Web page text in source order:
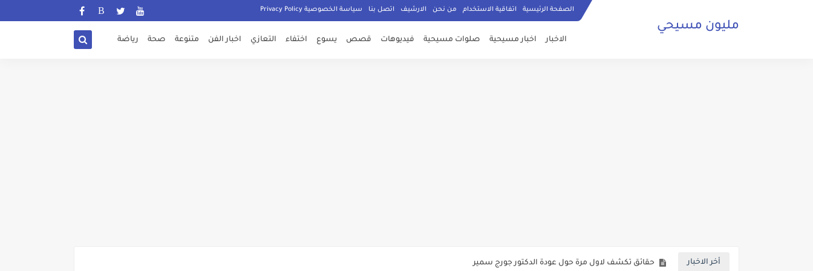
الصفحة الرئيسية اتفاقية الاستخدام من نحن الارشيف اتصل بنا سياسة الخصوصية Privacy Policy
مليون مسيحي
الاخبار اخبار مسيحية صلوات مسيحية فيديوهات قصص يسوع اختفاء التعازي اخبار الفن متنوعة صحة رياضة
أخر الاخبار صلاة مسيحية رائعة من اجل السلام الامان في العالم اجمع